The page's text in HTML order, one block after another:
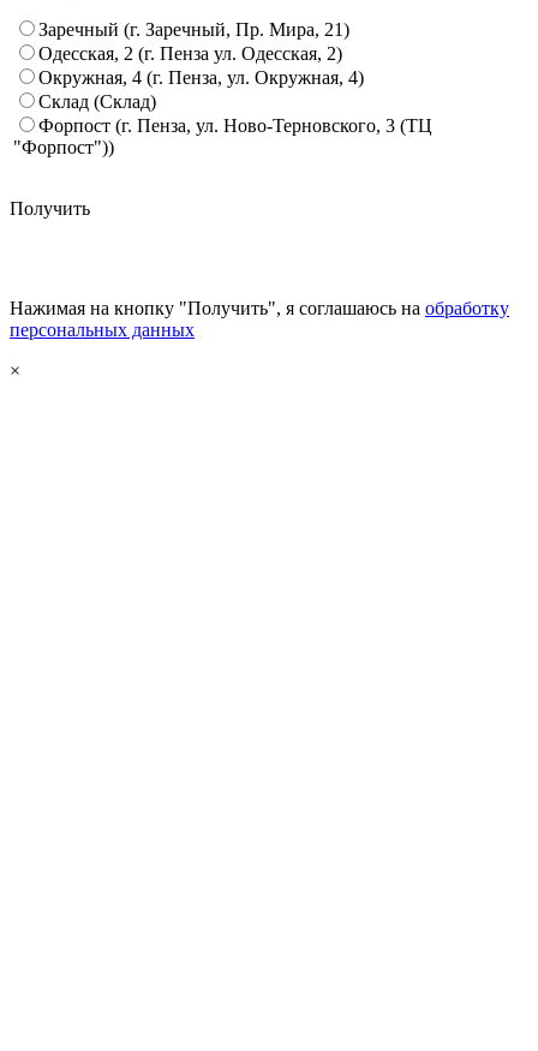
Заречный (г. Заречный, Пр. Мира, 21)
Одесская, 2 (г. Пенза ул. Одесская, 2)
Окружная, 4 (г. Пенза, ул. Окружная, 4)
Склад (Склад)
Форпост (г. Пенза, ул. Ново-Терновского, 3 (ТЦ
"Форпост"))
Получить
Нажимая на кнопку "Получить", я соглашаюсь на обработку
персональных данных
×